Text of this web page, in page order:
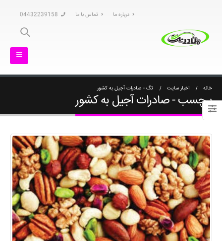
درباره ما تماس با ما 04432239158
خانه اخبار سایت تگ - صادرات آجیل به کشور
برچسب - صادرات آجیل به کشور